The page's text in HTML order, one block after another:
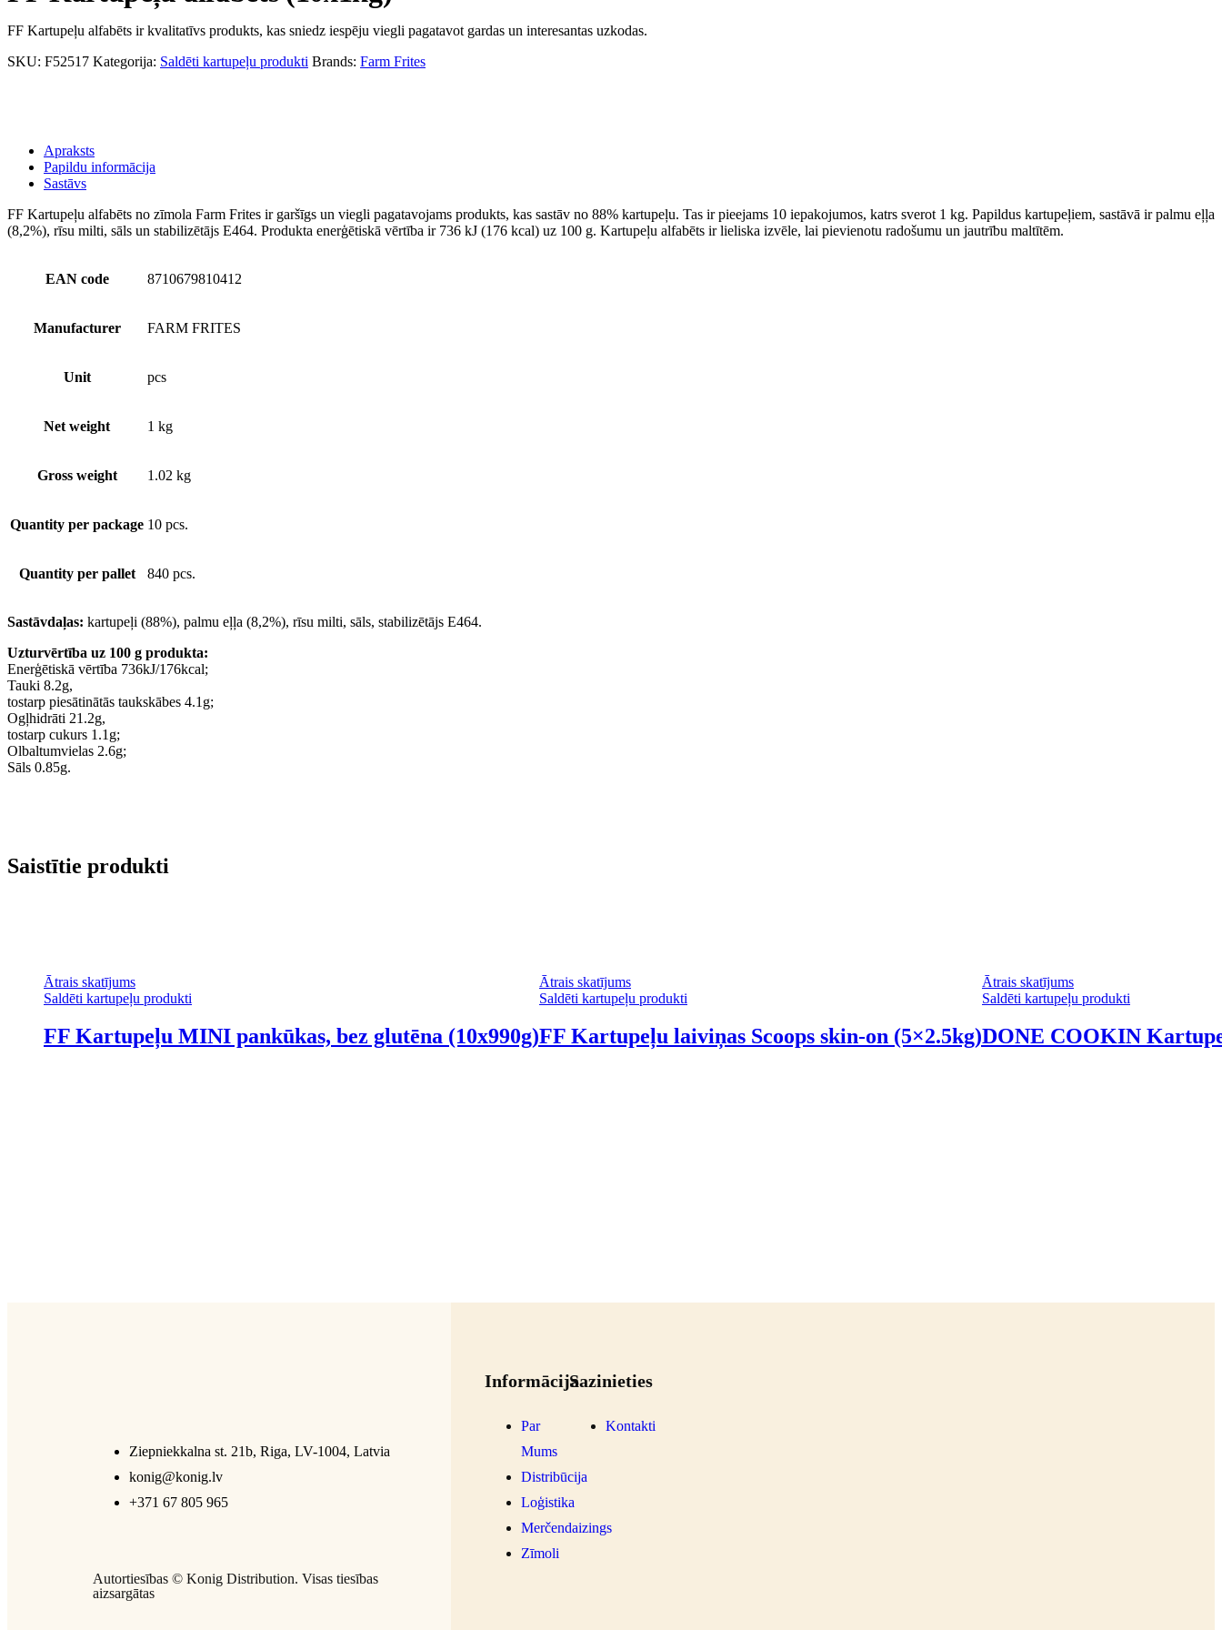
FF Kartupeļu alfabēts ir kvalitatīvs produkts, kas sniedz iespēju viegli pagatavot gardas un interesantas uzkodas.
SKU: F52517 Kategorija: Saldēti kartupeļu produkti Brands: Farm Frites
Apraksts
Papildu informācija
Sastāvs
FF Kartupeļu alfabēts no zīmola Farm Frites ir garšīgs un viegli pagatavojams produkts, kas sastāv no 88% kartupeļu. Tas ir pieejams 10 iepakojumos, katrs sverot 1 kg. Papildus kartupeļiem, sastāvā ir palmu eļļa
(8,2%), rīsu milti, sāls un stabilizētājs E464. Produkta enerģētiskā vērtība ir 736 kJ (176 kcal) uz 100 g. Kartupeļu alfabēts ir lieliska izvēle, lai pievienotu radošumu un jautrību maltītēm.
EAN code 8710679810412
Manufacturer FARM FRITES
Unit pcs
Net weight 1 kg
Gross weight 1.02 kg
Quantity per package 10 pcs.
Quantity per pallet 840 pcs.
Sastāvdaļas: kartupeļi (88%), palmu eļļa (8,2%), rīsu milti, sāls, stabilizētājs E464.
Uzturvērtība uz 100 g produkta:
Enerģētiskā vērtība 736kJ/176kcal;
Tauki 8.2g,
tostarp piesātinātās taukskābes 4.1g;
Ogļhidrāti 21.2g,
tostarp cukurs 1.1g;
Olbaltumvielas 2.6g;
Sāls 0.85g.
Saistītie produkti
Ātrais skatījums
Saldēti kartupeļu produkti
FF Kartupeļu MINI pankūkas, bez glutēna (10x990g)
Ātrais skatījums
Saldēti kartupeļu produkti
FF Kartupeļu laiviņas Scoops skin-on (5×2.5kg)
Ātrais skatījums
Saldēti kartupeļu produkti
DONE COOKIN
Ziepniekkalna st. 21b, Riga, LV-1004, Latvia
konig@konig.lv
+371 67 805 965
Autortiesības © Konig Distribution. Visas tiesības
aizsargātas
Informācija
Par
Mums
Distribūcija
Loģistika
Merčendaizings
Zīmoli
Sazinieties
Kontakti